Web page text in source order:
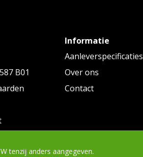
Toppoint
B01
Informatie
Aanleverspecificaties
Over ons
Contact
tenzij anders aangegeven.